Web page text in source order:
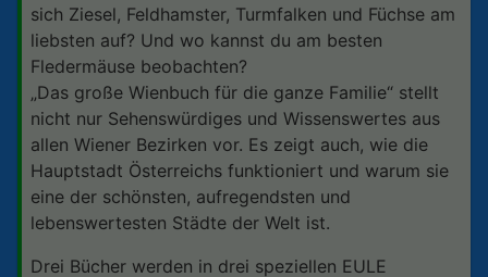
sich Ziesel, Feldhamster, Turmfalken und Füchse am
liebsten auf? Und wo kannst du am besten
Fledermäuse beobachten?
„Das große Wienbuch für die ganze Familie“ stellt
nicht nur Sehenswürdiges und Wissenswertes aus
allen Wiener Bezirken vor. Es zeigt auch, wie die
Hauptstadt Österreichs funktioniert und warum sie
eine der schönsten, aufregendsten und
lebenswertesten Städte der Welt ist.
Drei Bücher werden in drei speziellen EULE